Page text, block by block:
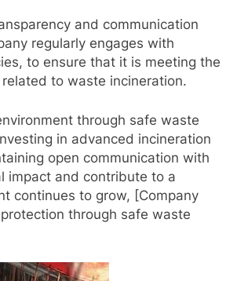
and communication
regularly engages with
to ensure that it is meeting the
to waste incineration.
through safe waste
in advanced incineration
open communication with
impact and contribute to a
continues to grow, [Company
through safe waste